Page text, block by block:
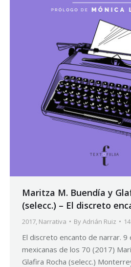
Maritza M. Buendía y
(selecc.) – El discreto
2017 Narrativa ByAdrián Ruiz
El discreto encanto de narrar. 9
mexicanas de los 70 (2017)
Glafira Rocha (selecc.)